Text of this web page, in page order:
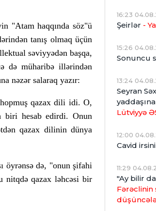
"Atam haqqında söz"ü
tanış olmaq üçün
səviyyədən başqa,
də müharibə illərindən
nəzər salaraq yazır:
hopmuş qazax dili idi. O,
biri hesab edirdi. Onun
qazax dilinin dünya
öyrənsə də, "onun şifahi
nitqdə qazax ləhcəsi bir
16:23
Şeirlər -
15:26
Sonuncu
13:24
Seyran
Lütviyyə
12:00
Cavid
11:29
"Ay bilir
Fərəclinin